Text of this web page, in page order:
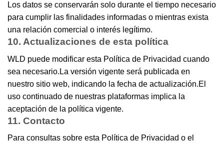
Los datos se conservarán solo durante el tiempo necesario
para cumplir las finalidades informadas o mientras exista
una relación comercial o interés legítimo.
10. Actualizaciones de esta política
WLD puede modificar esta Política de Privacidad cuando
sea necesario.La versión vigente será publicada en
nuestro sitio web, indicando la fecha de actualización.El
uso continuado de nuestras plataformas implica la
aceptación de la política vigente.
11. Contacto
Para consultas sobre esta Política de Privacidad o el